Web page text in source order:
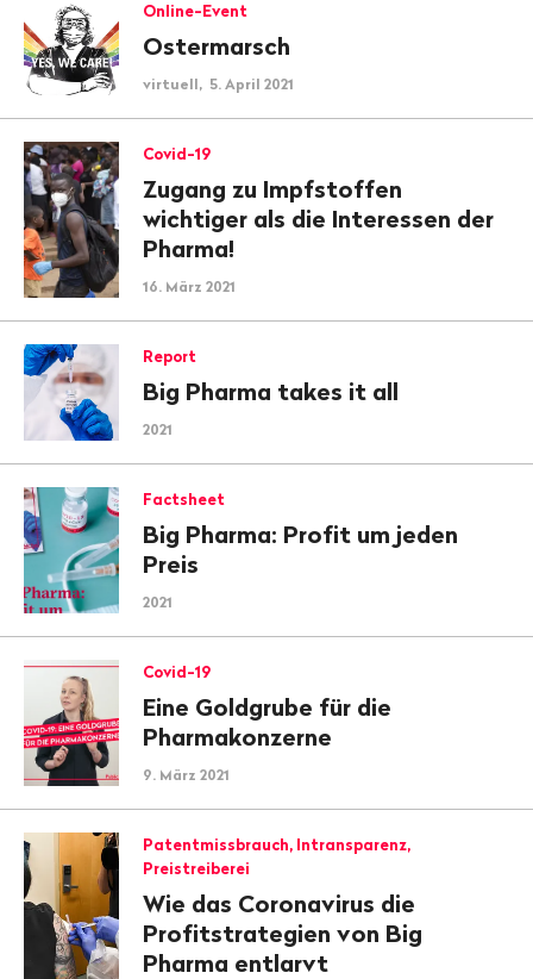
Online-Event
Ostermarsch
virtuell, 5. April 2021
Covid-19
Zugang zu Impfstoffen
wichtiger als die Interessen der
Pharma!
16. März 2021
Report
Big Pharma takes it all
2021
Factsheet
Big Pharma: Profit um jeden
Preis
2021
Covid-19
Eine Goldgrube für die
Pharmakonzerne
9. März 2021
Patentmissbrauch, Intransparenz,
Preistreiberei
Wie das Coronavirus die
Profitstrategien von Big
Pharma entlarvt